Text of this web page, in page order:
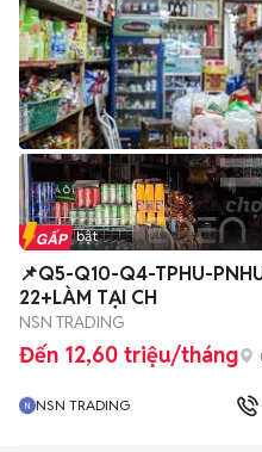
Tin nổi bật
📌Q5-Q10-Q4-TPHU-
22+LÀM TẠI CH
NSN TRADING
Đến 12,60 triệu/tháng
NSN TRADING